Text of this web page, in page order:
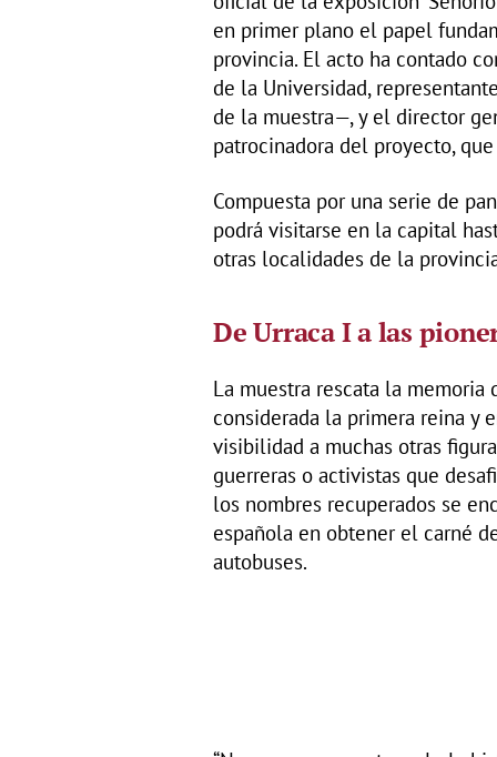
en primer plano el papel
provincia. El acto ha contado
de la Universidad,
de la muestra—, y el director
patrocinadora del proyecto,
Compuesta por una serie de
podrá visitarse en la capital
otras localidades de la
De Urraca I a las
La muestra rescata la memoria
considerada la primera reina y
visibilidad a muchas otras
guerreras o activistas que
los nombres recuperados se
española en obtener el carné
autobuses.